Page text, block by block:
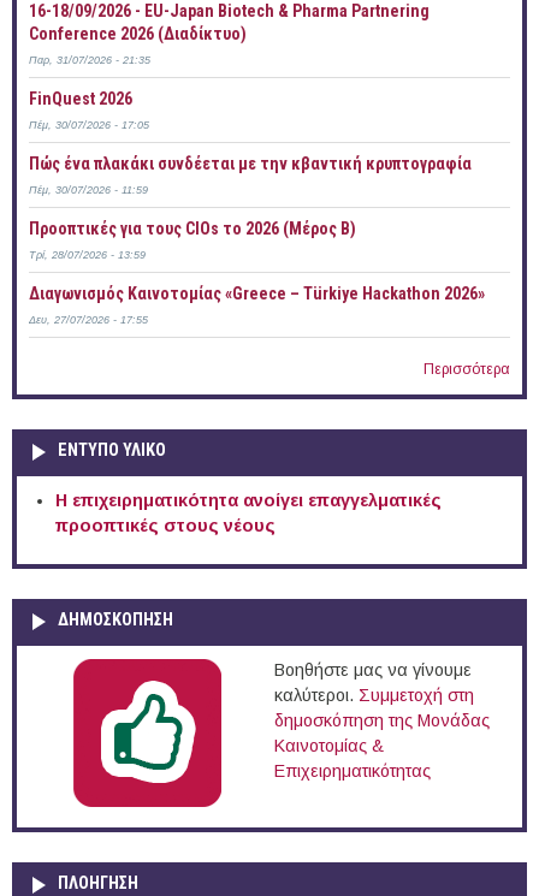
16-18/09/2026 - EU-Japan Biotech & Pharma Partnering
Conference 2026 (Διαδίκτυο)
Παρ, 31/07/2026 - 21:35
FinQuest 2026
Πέμ, 30/07/2026 - 17:05
Πώς ένα πλακάκι συνδέεται με την κβαντική κρυπτογραφία
Πέμ, 30/07/2026 - 11:59
Προοπτικές για τους CIOs το 2026 (Μέρος Β)
Τρί, 28/07/2026 - 13:59
Διαγωνισμός Καινοτομίας «Greece – Türkiye Hackathon 2026»
Δευ, 27/07/2026 - 17:55
Περισσότερα
ΕΝΤΥΠΟ ΥΛΙΚΟ
Η επιχειρηματικότητα ανοίγει επαγγελματικές
προοπτικές στους νέους
ΔΗΜΟΣΚΟΠΗΣΗ
Βοηθήστε μας να γίνουμε
καλύτεροι. Συμμετοχή στη
δημοσκόπηση της Μονάδας
Καινοτομίας &
Επιχειρηματικότητας
ΠΛΟΉΓΗΣΗ